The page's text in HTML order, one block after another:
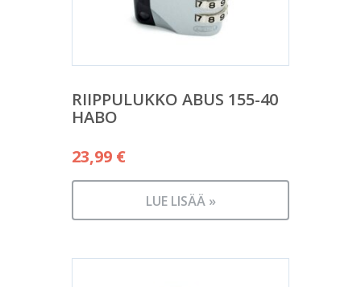
RIIPPULUKKO ABUS 155-40
HABO
23,99 €
LUE LISÄÄ »